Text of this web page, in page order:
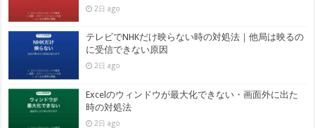
2日 ago
テレビでNHKだけ映らない時の対処法｜他局は映るの
に受信できない原因
2日 ago
Excelのウィンドウが最大化できない・画面外に出た
時の対処法
2日 ago